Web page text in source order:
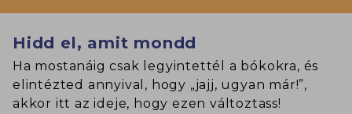
Hidd el, amit mondd
Ha mostanáig csak legyintettél a bókokra, és
elintézted annyival, hogy „jajj, ugyan már!”,
akkor itt az ideje, hogy ezen változtass!